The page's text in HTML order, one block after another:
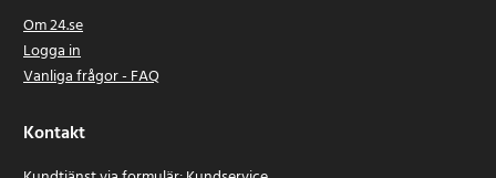
Om 24.se
Logga in
Vanliga frågor - FAQ
Kontakt